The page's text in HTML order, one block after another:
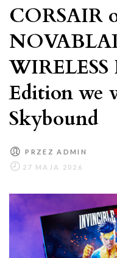
CORSAIR
Edition we
Skybound
PRZEZADMIN